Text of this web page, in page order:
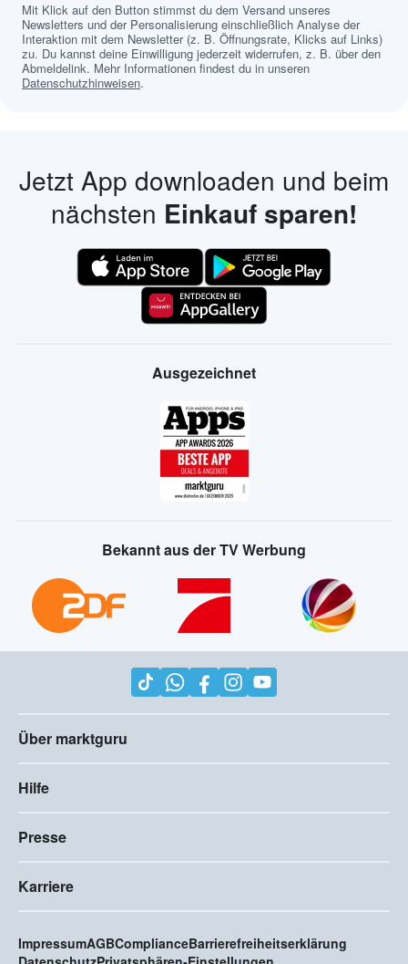
Mit Klick auf den Button stimmst du dem Versand unseres
Newsletters und der Personalisierung einschließlich Analyse der
Interaktion mit dem Newsletter (z. B. Öffnungsrate, Klicks auf Links)
zu. Du kannst deine Einwilligung jederzeit widerrufen, z. B. über den
Abmeldelink. Mehr Informationen findest du in unseren
Datenschutzhinweisen.
Jetzt App downloaden und beim
nächsten Einkauf sparen!
Ausgezeichnet
Bekannt aus der TV Werbung
Über marktguru
Hilfe
Presse
Karriere
ImpressumAGBComplianceBarrierefreiheitserklärung